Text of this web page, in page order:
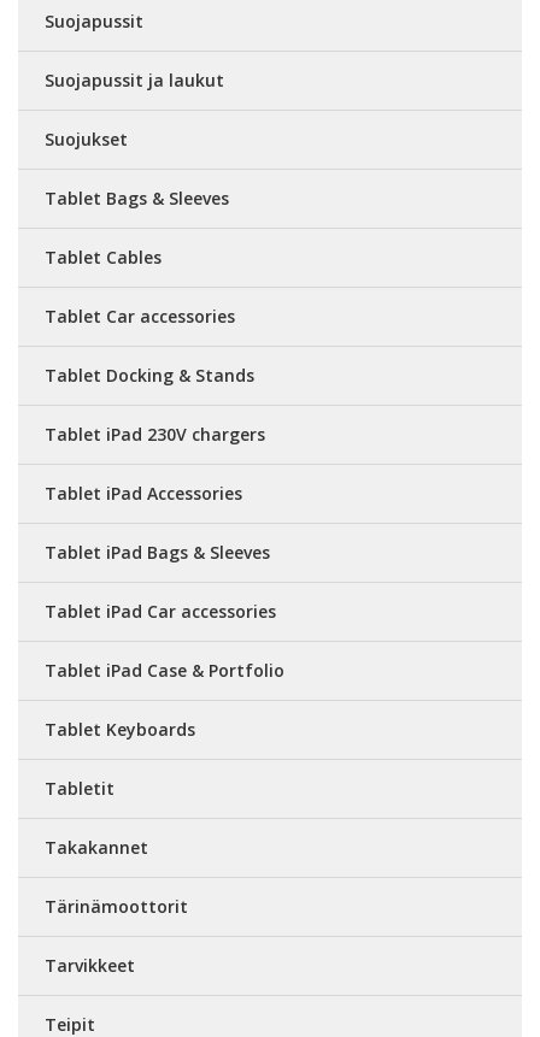
Suojapussit
Suojapussit ja laukut
Suojukset
Tablet Bags & Sleeves
Tablet Cables
Tablet Car accessories
Tablet Docking & Stands
Tablet iPad 230V chargers
Tablet iPad Accessories
Tablet iPad Bags & Sleeves
Tablet iPad Car accessories
Tablet iPad Case & Portfolio
Tablet Keyboards
Tabletit
Takakannet
Tärinämoottorit
Tarvikkeet
Teipit